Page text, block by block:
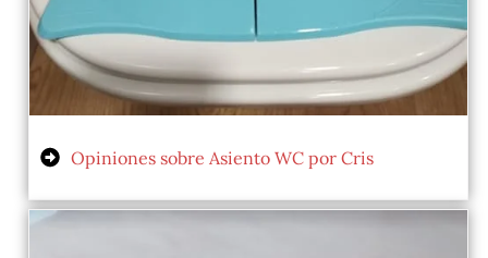
Opiniones sobre Asiento WC por Cris